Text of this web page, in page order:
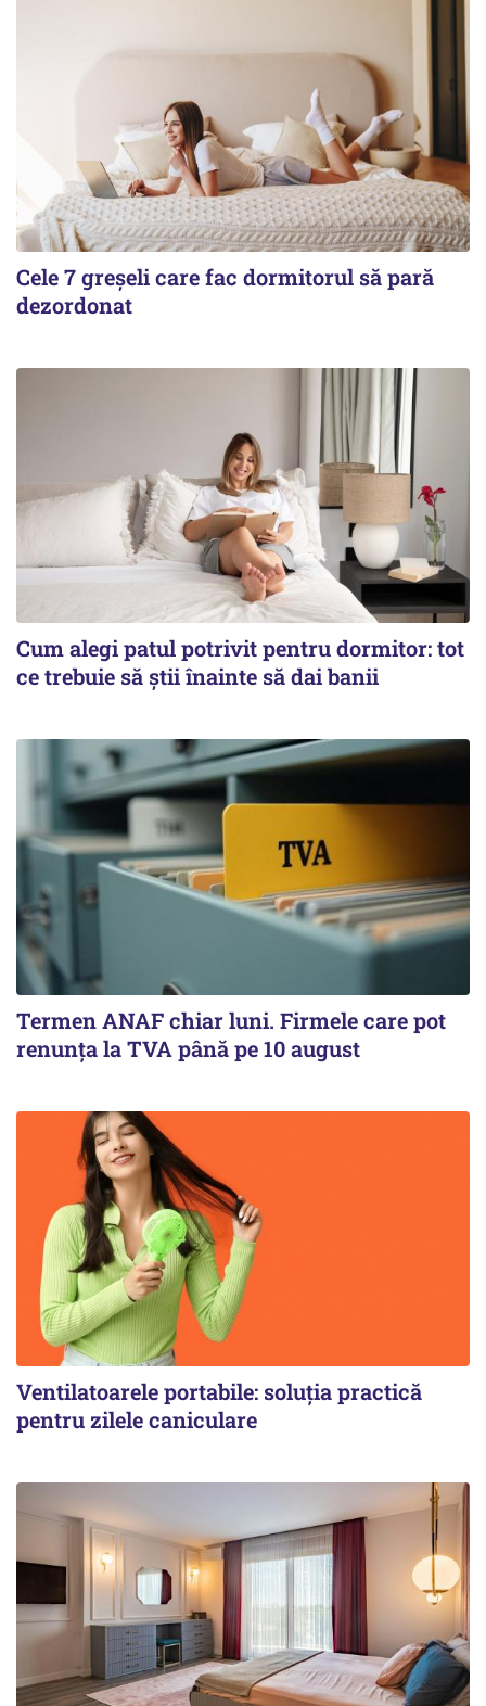
Cele 7 greșeli care fac dormitorul să pară
dezordonat
Cum alegi patul potrivit pentru dormitor: tot
ce trebuie să știi înainte să dai banii
Termen ANAF chiar luni. Firmele care pot
renunța la TVA până pe 10 august
Ventilatoarele portabile: soluția practică
pentru zilele caniculare